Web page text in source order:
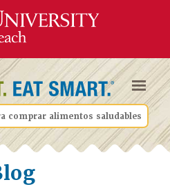
comprar alimentos saludables